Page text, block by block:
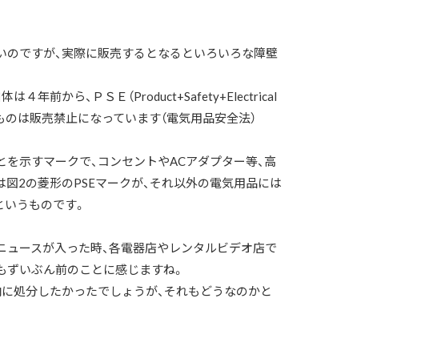
ですが、実際に販売するとなるといろいろな障壁
は４年前から、ＰＳＥ（Product+Safety+Electrical
は販売禁止になっています（電気用品安全法）
示すマークで、コンセントやACアダプター等、高
図2の菱形のPSEマークが、それ以外の電気用品には
うものです。
ースが入った時、各電器店やレンタルビデオ店で
いぶん前のことに感じますね。
処分したかったでしょうが、それもどうなのかと